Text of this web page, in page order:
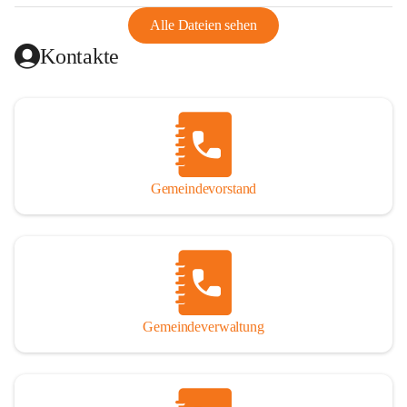
Aus diesem Grund war die Bevölkerung dazu gezwungen,
Schmuggel zu betreiben. Es kam oft zu nächtlichen
Überfällen und Schießereien. Erst mit dem Anschluss des
wirtschaftlich ging es bergauf. Dieser Aufschwung endete
1926. Es folgten Arbeitslosigkeit, Preissteigerung und
Unanbringlichkeit von Produkten. Daher wurde der
Anschluss an das Deutsche Reich begrüßt. Als der Zweite
Weltkrieg ausbrach, schwang die Stimmung um. Es starben
26 Männer an der Front, weitere 16 werden vermisst.
Von 1971 bis 1991 gehörte Wörterberg zur Gemeinde
Ollersdorf. Durch den Einsatz von mehreren Ortsansässigen
wurde Wörterberg 1991 wieder eine eigenständige
Die Gemeinde liegt im Südburgenland im Nordwesten des
Alle Dateien sehen
Kontakte
Gemeindevorstand
Gemeindeverwaltung